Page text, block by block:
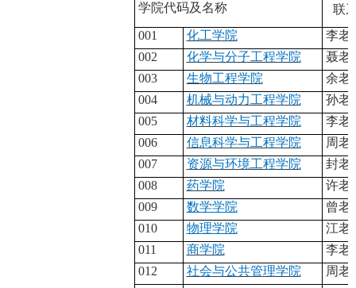
学院代码及名称
联
001
化工学院
李老
002
化学与分子工程学院 聂老
003
生物工程学院
余老
004
机械与动力工程学院
孙老
005
材料科学与工程学院
李老
006
信息科学与工程学院
周老
007
资源与环境工程学院 封老
008
药学院
许老
009
数学学院
曾老
010
物理学院
江老
011
商学院
李老
012
社会与公共管理学院 周老